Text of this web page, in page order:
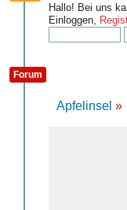
Hallo! Bei uns
Einloggen,
Forum
Apfelinsel »